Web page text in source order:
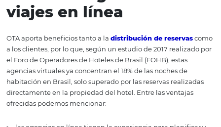
comisión por los costos de esta operación. Las
precios están disponibles en OTA de acuerdo con la
realizadas. La gestión de precios y disponibilidad en
muy dinámico, después de todo, debe seguir la
precios y el posicionamiento del hotel, que puede y
adaptarse siempre a factores como el aumento de la
la estacionalidad, la aparición de eventos de última
Las negociaciones, acuerdos y operaciones entre OTA y